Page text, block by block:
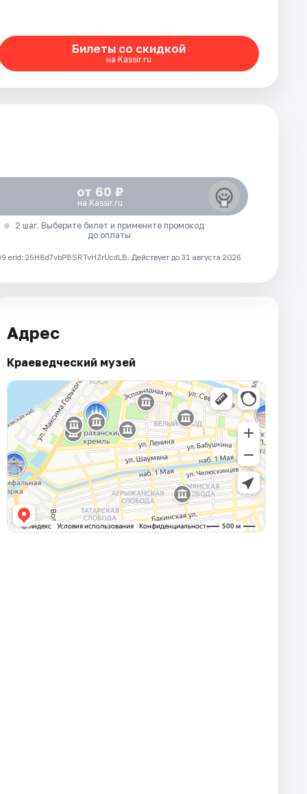
Билеты со скидкой
на Kassir.ru
от 60 ₽
на Kassir.ru
2 шаг. Выберите билет и примените промокод
до оплаты
25H8d7vbP8SRTvHZrUcdLB. Действует до 31 августа 2026
Адрес
Краеведческий музей